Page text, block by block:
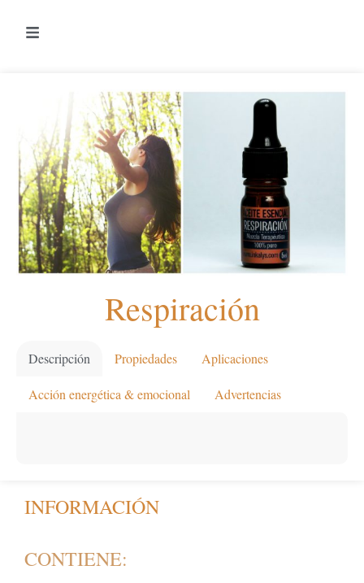
Respiración
Descripción Propiedades Aplicaciones
Acción energética & emocional Advertencias
INFORMACIÓN
CONTIENE: